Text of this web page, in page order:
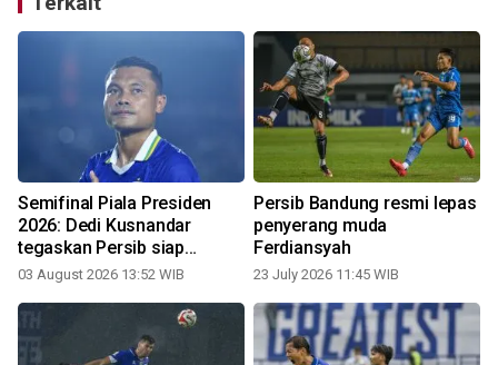
Semifinal Piala Presiden
2026: Dedi Kusnandar
tegaskan Persib siap
tempur hadapi Persija
03 August 2026 13:52 WIB
Persib Bandung resmi lepas
penyerang muda
Ferdiansyah
23 July 2026 11:45 WIB